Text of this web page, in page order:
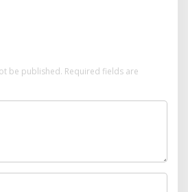
be published. Required fields are